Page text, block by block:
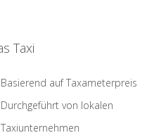
Taxi
Basierend auf Taxameterpreis
Durchgeführt von lokalen
Taxiunternehmen